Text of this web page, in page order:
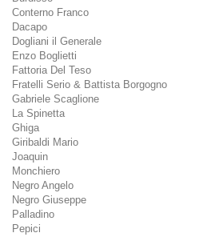
Conterno Franco
Dacapo
Dogliani il Generale
Enzo Boglietti
Fattoria Del Teso
Fratelli Serio & Battista Borgogno
Gabriele Scaglione
La Spinetta
Ghiga
Giribaldi Mario
Joaquin
Monchiero
Negro Angelo
Negro Giuseppe
Palladino
Pepici